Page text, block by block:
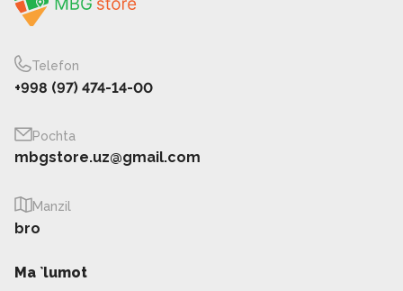
Telefon
+998 (97) 474-14-00
Pochta
mbgstore.uz@gmail.com
Manzil
bro
Ma `lumot